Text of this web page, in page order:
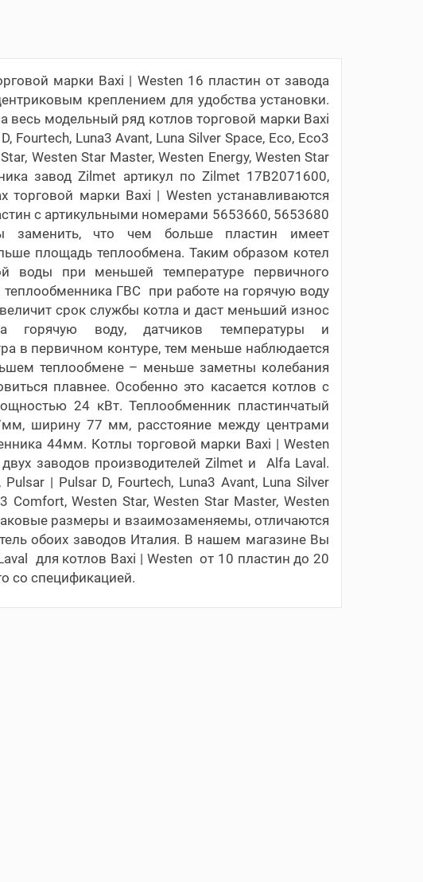
марки Baxi | Westen 16 пластин от завода
креплением для удобства установки.
весь модельный ряд котлов торговой марки Baxi
Fourtech, Luna3 Avant, Luna Silver Space, Eco, Eco3
Westen Star Master, Westen Energy, Westen Star
завод Zilmet артикул по Zilmet 17B2071600,
торговой марки Baxi | Westen устанавливаются
с артикульными номерами 5653660, 5653680
заменить, что чем больше пластин имеет
площадь теплообмена. Таким образом котел
воды при меньшей температуре первичного
ГВС при работе на горячую воду
срок службы котла и даст меньший износ
горячую воду, датчиков температуры и
в первичном контуре, тем меньше наблюдается
теплообмене – меньше заметны колебания
плавнеe. Особенно это касается котлов с
24 кВт. Теплообменник пластинчатый
ширину 77 мм, расстояние между центрами
44мм. Котлы торговой марки Baxi | Westen
заводов производителей Zilmet и Alfa Laval.
| Pulsar D, Fourtech, Luna3 Avant, Luna Silver
Comfort, Westen Star, Westen Star Master, Westen
размеры и взаимозаменяемы, отличаются
обоих заводов Италия. В нашем магазине Вы
для котлов Baxi | Westen от 10 пластин до 20
со спецификацией.